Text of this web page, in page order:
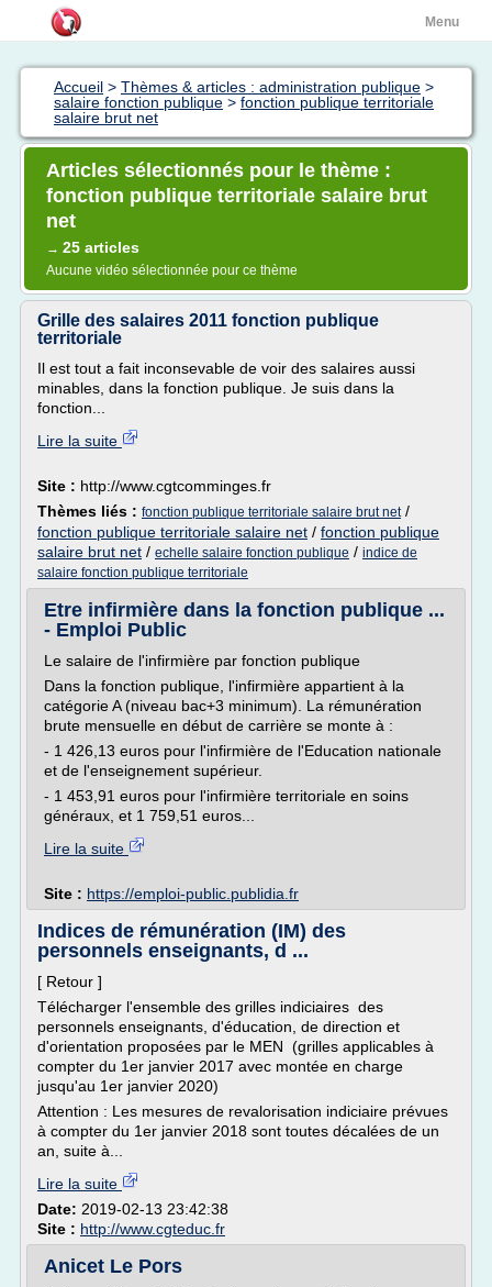
Menu
Accueil > Thèmes & articles : administration publique >
salaire fonction publique > fonction publique territoriale
salaire brut net
Articles sélectionnés pour le thème :
fonction publique territoriale salaire brut
net
→ 25 articles
Aucune vidéo sélectionnée pour ce thème
Grille des salaires 2011 fonction publique
territoriale
Il est tout a fait inconsevable de voir des salaires aussi
minables, dans la fonction publique. Je suis dans la
fonction...
Lire la suite
Site : http://www.cgtcomminges.fr
Thèmes liés : fonction publique territoriale salaire brut net/
fonction publique territoriale salaire net / fonction publique
salaire brut net / echelle salaire fonction publique / indice de
salaire fonction publique territoriale
Etre infirmière dans la fonction publique ...
- Emploi Public
Le salaire de l'infirmière par fonction publique
Dans la fonction publique, l'infirmière appartient à la
catégorie A (niveau bac+3 minimum). La rémunération
brute mensuelle en début de carrière se monte à :
- 1 426,13 euros pour l'infirmière de l'Education nationale
et de l'enseignement supérieur.
- 1 453,91 euros pour l'infirmière territoriale en soins
généraux, et 1 759,51 euros...
Lire la suite
Site : https://emploi-public.publidia.fr
Indices de rémunération (IM) des
personnels enseignants, d ...
[ Retour ]
Télécharger l'ensemble des grilles indiciaires des
personnels enseignants, d'éducation, de direction et
d'orientation proposées par le MEN (grilles applicables à
compter du 1er janvier 2017 avec montée en charge
jusqu'au 1er janvier 2020)
Attention : Les mesures de revalorisation indiciaire prévues
à compter du 1er janvier 2018 sont toutes décalées de un
an, suite à...
Lire la suite
Date: 2019-02-13 23:42:38
Site : http://www.cgteduc.fr
Anicet Le Pors